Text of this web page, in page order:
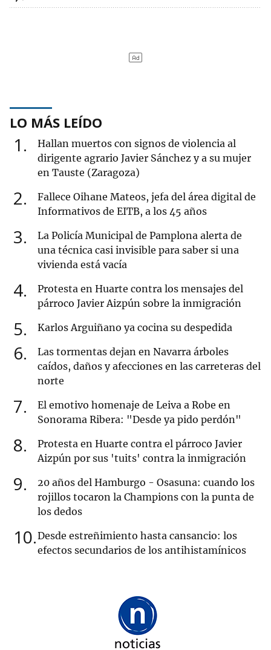
LO MÁS LEÍDO
1
Hallan muertos con signos de violencia al
dirigente agrario Javier Sánchez y a su mujer
en Tauste (Zaragoza)
2
Fallece Oihane Mateos, jefa del área digital de
Informativos de EITB, a los 45 años
3
La Policía Municipal de Pamplona alerta de
una técnica casi invisible para saber si una
vivienda está vacía
4
Protesta en Huarte contra los mensajes del
párroco Javier Aizpún sobre la inmigración
5 Karlos Arguiñano ya cocina su despedida
6
Las tormentas dejan en Navarra árboles
caídos, daños y afecciones en las carreteras del
norte
7
El emotivo homenaje de Leiva a Robe en
Sonorama Ribera: "Desde ya pido perdón"
8
Protesta en Huarte contra el párroco Javier
Aizpún por sus 'tuits' contra la inmigración
9
20 años del Hamburgo - Osasuna: cuando los
rojillos tocaron la Champions con la punta de
los dedos
10 Desde estreñimiento hasta cansancio: los
efectos secundarios de los antihistamínicos